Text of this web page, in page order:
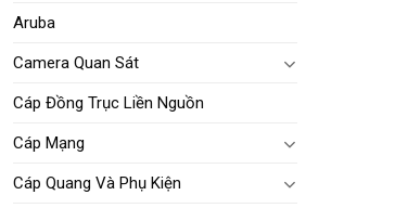
Aruba
Camera Quan Sát
Cáp Đồng Trục Liền Nguồn
Cáp Mạng
Cáp Quang Và Phụ Kiện